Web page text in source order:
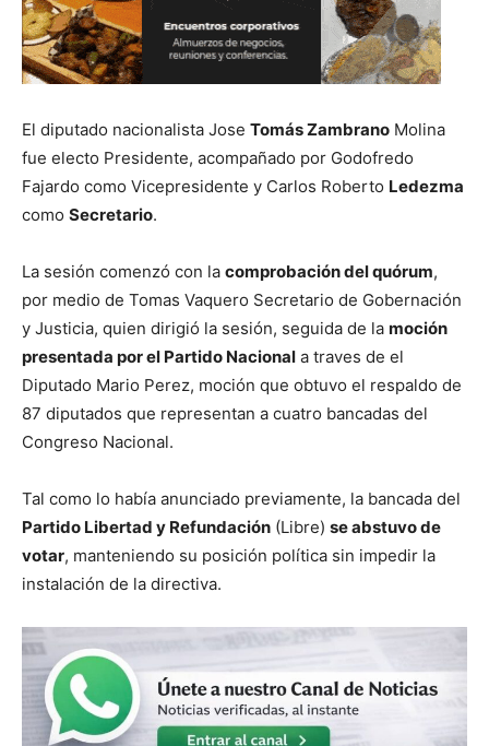
El diputado nacionalista Jose Tomás Zambrano Molina
fue electo Presidente, acompañado por Godofredo
Fajardo como Vicepresidente y Carlos Roberto Ledezma
como Secretario.
La sesión comenzó con la comprobación del quórum,
por medio de Tomas Vaquero Secretario de Gobernación
y Justicia, quien dirigió la sesión, seguida de la moción
presentada por el Partido Nacional a traves de el
Diputado Mario Perez, moción que obtuvo el respaldo de
87 diputados que representan a cuatro bancadas del
Congreso Nacional.
Tal como lo había anunciado previamente, la bancada del
Partido Libertad y Refundación (Libre) se abstuvo de
votar, manteniendo su posición política sin impedir la
instalación de la directiva.